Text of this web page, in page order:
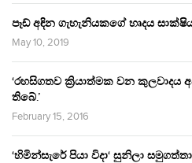
පෑඩ් අඳින ගැහැනියකගේ හෘදය
May 10, 2019
‘රහසිගතව ක්‍රියාත්මක වන කුලවාදය
තිබේ.’
February 15, 2016
‘හිමින්සැරේ පියා විදා‘ සුනිලා